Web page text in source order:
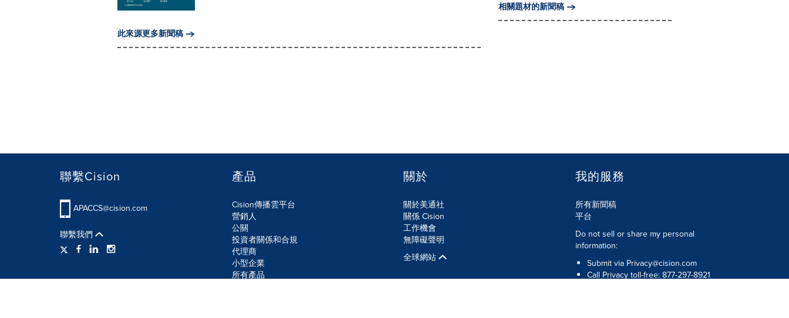
此來源更多新聞稿
相關題材的新聞稿
聯繫Cision
APACCS@cision.com
聯繫我們
產品
Cision傳播雲平台
營銷人
公關
投資者關係和合規
代理商
小型企業
所有產品
關於
關於美通社
關係 Cision
工作機會
無障礙聲明
全球網站
我的服務
所有新聞稿
平台
Do not sell or share my personal
information:
Submit via Privacy@cision.com
Call Privacy toll-free: 877-297-8921